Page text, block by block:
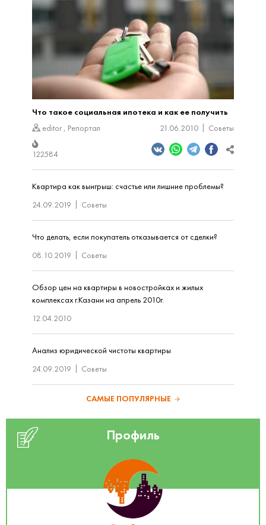
Что такое социальная ипотека и как ее получить
editor , Репортал 21.06.2010 Советы
122584
Квартира как выигрыш: счастье или лишние проблемы?
24.09.2019
Советы
Что делать, если покупатель отказывается от сделки?
08.10.2019
Советы
Обзор цен на квартиры в новостройках и жилых
комплексах г.Казани на апрель 2010г.
12.04.2010
Анализ юридической чистоты квартиры
24.09.2019
Советы
САМЫЕ ПОПУЛЯРНЫЕ
Профиль